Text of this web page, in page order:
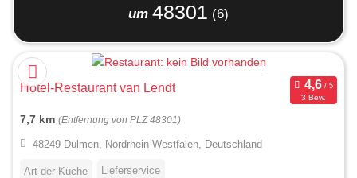
um 48301 (6)
Hotel-Restaurant van Lendt
3 Bew.
7,7 km (Entfernung von PLZ 48301)
48249 Dülmen, Nordrhein-Westfalen, Deutschland
Art der Küche Lieferservice